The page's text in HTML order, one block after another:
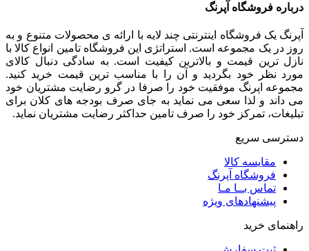
درباره فروشگاه آپرنگ
آپرنگ یک فروشگاه اینترنتی چند لایه با ارائه ی محصولات متنوع و به
روز در یک مجموعه است. استراتژی این فروشگاه تامین انواع کالا با
نازل ترین قیمت و بالاترین کیفیت است. به سادگی دنبال کالای
مورد نظر خود بگردید و آن را با مناسب ترین قیمت خرید کنید.
مجموعه اپرنگ موفقیت خود را صرفا در گرو رضایت مشتریان خود
می داند و لذا سعی می نماید به جای صرف بودجه های کلان برای
تبلیغات، تمرکز خود را صرف تامین حداکثر رضایت مشتریان نماید‌.
دسترسی سریع
مقایسه کالا
فروشگاه آپرنگ
تماس بــا مـا
پیشنهادهای ویژه
راهنمای خرید